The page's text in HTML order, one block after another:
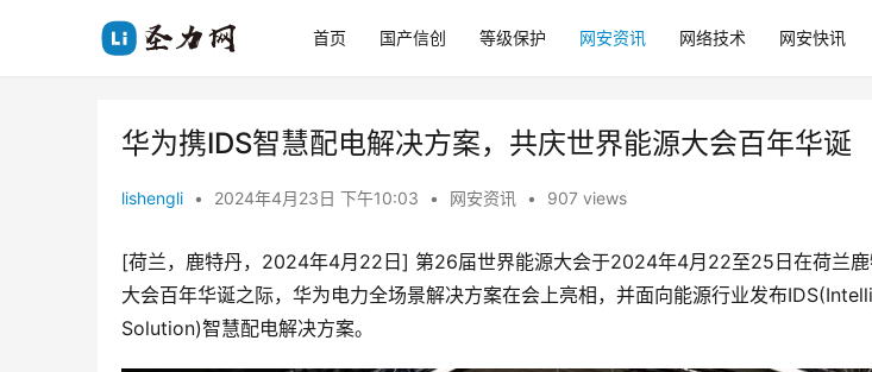
首页 国产信创 等级保护 网安资讯 网络技术 网安快讯
华为携IDS智慧配电解决方案，共庆世界能源大会百年华诞
lishengli • 2024年4月23日 下午10:03 • 网安资讯 • 907 views
[荷兰，鹿特丹，2024年4月22日] 第26届世界能源大会于2024年4月22至25日在荷兰
大会百年华诞之际，华为电力全场景解决方案在会上亮相，并面向能源行业发布
Solution)智慧配电解决方案。